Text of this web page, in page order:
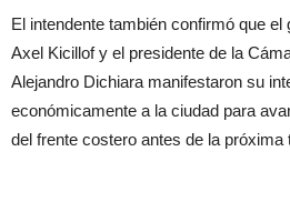
El intendente también confirmó que el
Axel Kicillof y el presidente de la
Alejandro Dichiara manifestaron su
económicamente a la ciudad para
del frente costero antes de la próxima